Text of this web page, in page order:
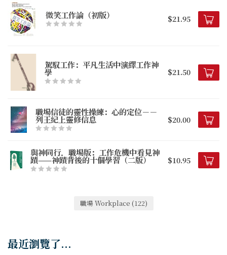
微笑工作論（初版） $21.95
駕馭工作：平凡生活中演繹工作神
學 $21.50
職場信徒的靈性操練：心的定位－－
列王紀上靈修信息 $20.00
與神同行．職場版：工作危機中看見神
蹟——神蹟背後的十個學習（二版） $10.95
職場 Workplace (122)
最近瀏覽了...